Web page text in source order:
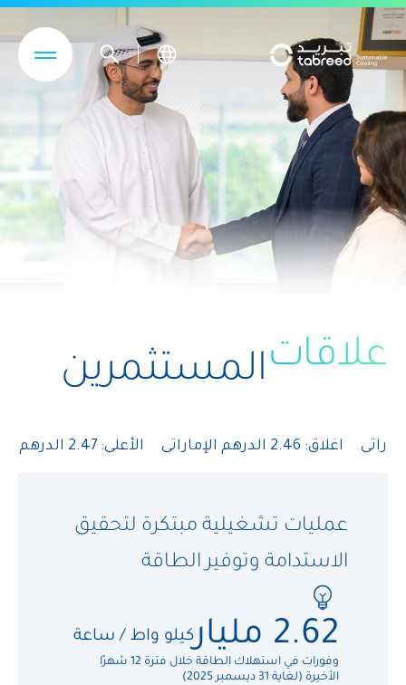
تجاوز إلى المحتوى الرئيسي
علاقاتالمستثمرين
2,456مليار درهم إماراتي
الإيرادات في عام 2025 (+7% معدل النمو السنوي
المركّب خلال الخمس سنوات الماضية)
99
في ست دول عبر منطقة الشرق الأوسط وشمال
إفريقيا وآسيا (لغاية 31 ديسمبر 2025)
عمليات تشغيلية مبتكرة لتحقيق
الاستدامة وتوفير الطاقة
2.62 مليار كيلو واط / ساعة
وفورات في استهلاك الطاقة خلال فترة 12 شهرًا
الأخيرة (لغاية 31 ديسمبر 2025)